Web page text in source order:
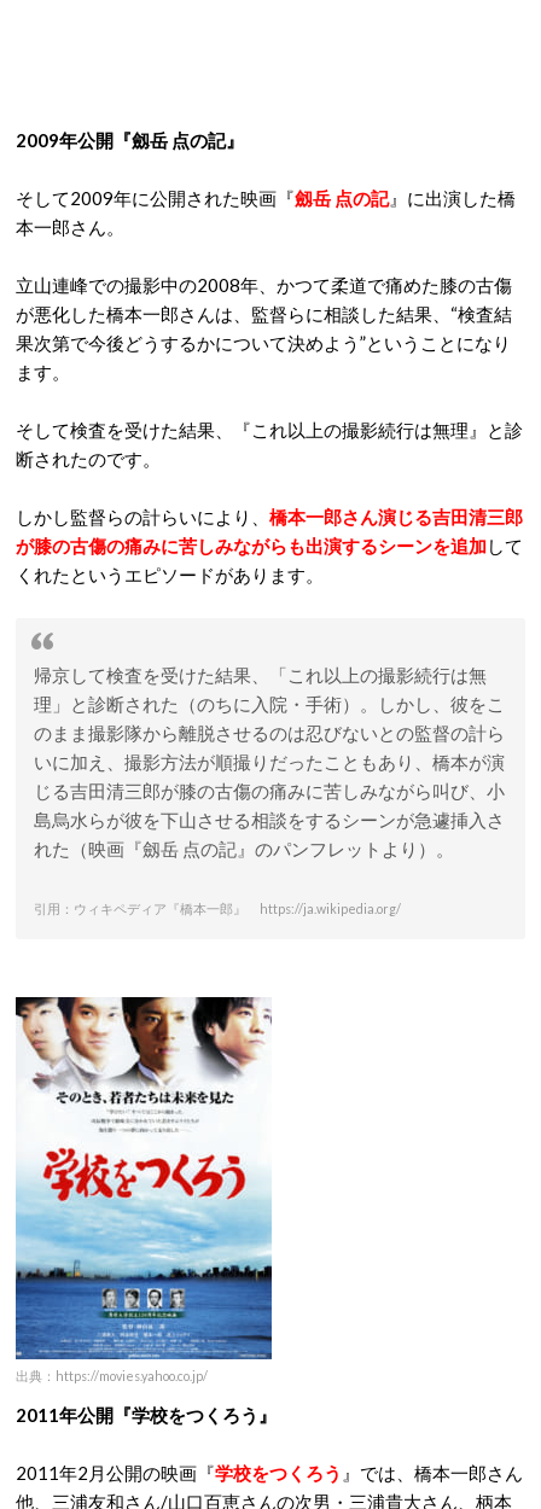
2009年公開『劔岳 点の記』
そして2009年に公開された映画『劔岳 点の記』に出演した橋
本一郎さん。
立山連峰での撮影中の2008年、かつて柔道で痛めた膝の古傷
が悪化した橋本一郎さんは、監督らに相談した結果、“検査結
果次第で今後どうするかについて決めよう”ということになり
ます。
そして検査を受けた結果、『これ以上の撮影続行は無理』と診
断されたのです。
しかし監督らの計らいにより、 橋本一郎さん演じる吉田清三郎
が膝の古傷の痛みに苦しみながらも出演するシーンを追加 して
くれたというエピソードがあります。
帰京して検査を受けた結果、「これ以上の撮影続行は無
理」と診断された（のちに入院・手術）。しかし、彼をこ
のまま撮影隊から離脱させるのは忍びないとの監督の計ら
いに加え、撮影方法が順撮りだったこともあり、橋本が演
じる吉田清三郎が膝の古傷の痛みに苦しみながら叫び、小
島烏水らが彼を下山させる相談をするシーンが急遽挿入さ
れた（映画『劔岳 点の記』のパンフレットより）。
引用：ウィキペディア『橋本一郎』 https://ja.wikipedia.org/
出典：https://movies.yahoo.co.jp/
2011年公開『学校をつくろう』
2011年2月公開の映画『学校をつくろう 』では、橋本一郎さん
他、三浦友和さん/山口百恵さんの次男・三浦貴大さん、柄本